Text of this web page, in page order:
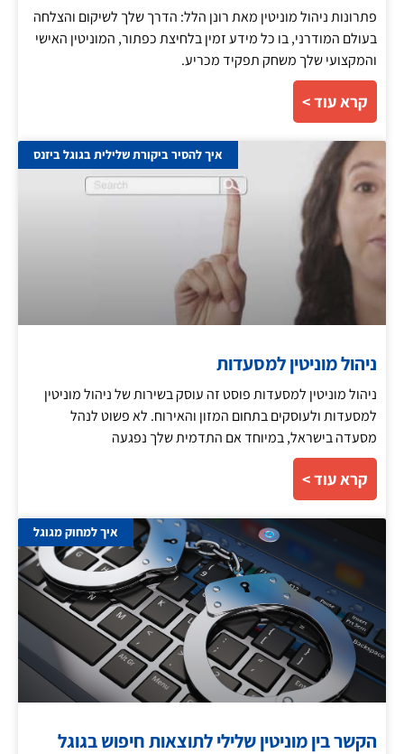
פתרונות ניהול מוניטין מאת רונן הלל: הדרך שלך לשיקום והצלחה
בעולם המודרני, בו כל מידע זמין בלחיצת כפתור, המוניטין האישי
והמקצועי שלך משחק תפקיד מכריע.
קרא עוד >
איך להסיר ביקורת שלילית בגוגל ביזנס
ניהול מוניטין למסעדות
ניהול מוניטין למסעדות פוסט זה עוסק בשירות של ניהול מוניטין
למסעדות ולעוסקים בתחום המזון והאירוח. לא פשוט לנהל
מסעדה בישראל, במיוחד אם התדמית שלך נפגעה
קרא עוד >
איך למחוק מגוגל
הקשר בין מוניטין שלילי לתוצאות חיפוש בגוגל